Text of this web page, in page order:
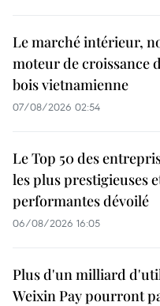
Le marché intérieur,
moteur de croissance
bois vietnamienne
07/08/2026 02:54
Le Top 50 des
les plus prestigieuses
performantes dévoilé
06/08/2026 16:05
Plus d'un milliard
Weixin Pay pourront